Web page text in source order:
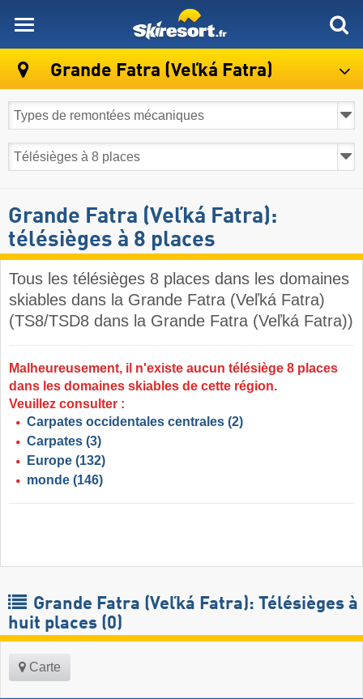
Grande Fatra (Veľká Fatra)
Grande Fatra (Veľká Fatra):
télésièges à 8 places
Tous les télésièges 8 places dans les domaines
skiables dans la Grande Fatra (Veľká Fatra)
(TS8/TSD8 dans la Grande Fatra (Veľká Fatra))
Malheureusement, il n'existe aucun télésiège 8 places
dans les domaines skiables de cette région.
Veuillez consulter :
Carpates occidentales centrales (2)
Carpates (3)
Europe (132)
monde (146)
Grande Fatra (Veľká Fatra): Télésièges à
huit places (0)
Carte